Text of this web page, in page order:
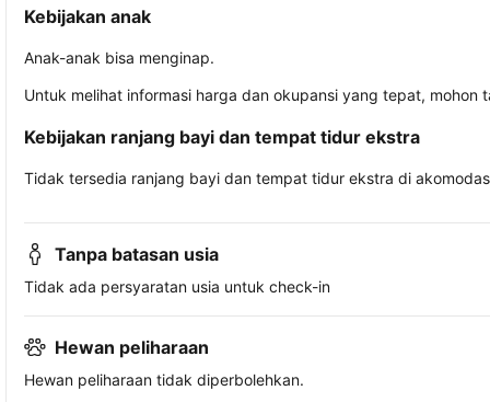
Kebijakan anak
Anak-anak bisa menginap.
Untuk melihat informasi harga dan okupansi yang tepat,
Kebijakan ranjang bayi dan tempat tidur ekstra
Tidak tersedia ranjang bayi dan tempat tidur ekstra di
Tanpa batasan usia
Tidak ada persyaratan usia untuk check-in
Hewan peliharaan
Hewan peliharaan tidak diperbolehkan.